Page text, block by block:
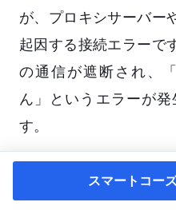
が、プロキシサーバー
起因する接続エラーで
の通信が遮断され、
ん」というエラーが
す。
この場合、ネットワ
GitHub Copilotが使用
スマートコー